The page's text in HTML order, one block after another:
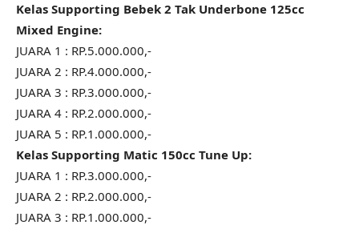
Kelas Supporting Bebek 2 Tak Underbone 125cc
Mixed Engine:
JUARA 1 : RP.5.000.000,-
JUARA 2 : RP.4.000.000,-
JUARA 3 : RP.3.000.000,-
JUARA 4 : RP.2.000.000,-
JUARA 5 : RP.1.000.000,-
Kelas Supporting Matic 150cc Tune Up:
JUARA 1 : RP.3.000.000,-
JUARA 2 : RP.2.000.000,-
JUARA 3 : RP.1.000.000,-